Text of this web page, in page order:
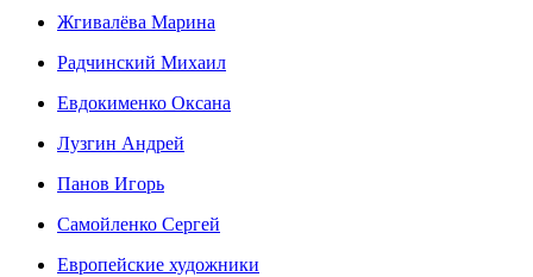
Жгивалёва Марина
Радчинский Михаил
Евдокименко Оксана
Лузгин Андрей
Панов Игорь
Сaмoйленко Сергей
Европейские художники